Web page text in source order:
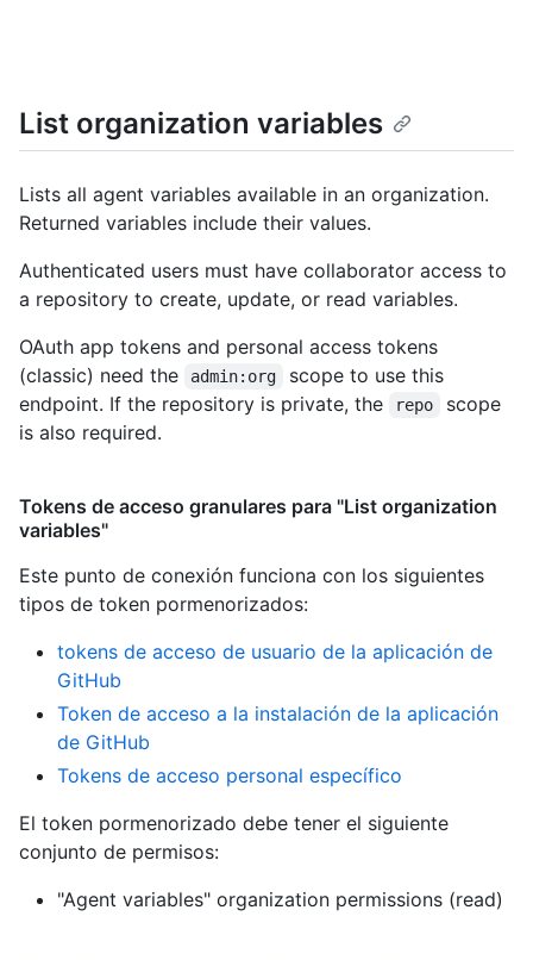
List organization variables
Lists all agent variables available in an organization.
Returned variables include their values.
Authenticated users must have collaborator access to
a repository to create, update, or read variables.
OAuth app tokens and personal access tokens
(classic) need the
admin:org
scope to use this
endpoint. If the repository is private, the
repo
scope
is also required.
Tokens de acceso granulares para "List organization
variables"
Este punto de conexión funciona con los siguientes
tipos de token pormenorizados:
tokens de acceso de usuario de la aplicación de
GitHub
Token de acceso a la instalación de la aplicación
de GitHub
Tokens de acceso personal específico
El token pormenorizado debe tener el siguiente
conjunto de permisos:
"Agent variables" organization permissions (read)